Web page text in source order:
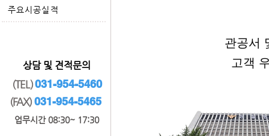
주요시공실적
​상담 및 견적문의
(TEL)031-954-5460
(FAX)031-954-5465
​업무시간 08:30~ 17:30
관공서
고객